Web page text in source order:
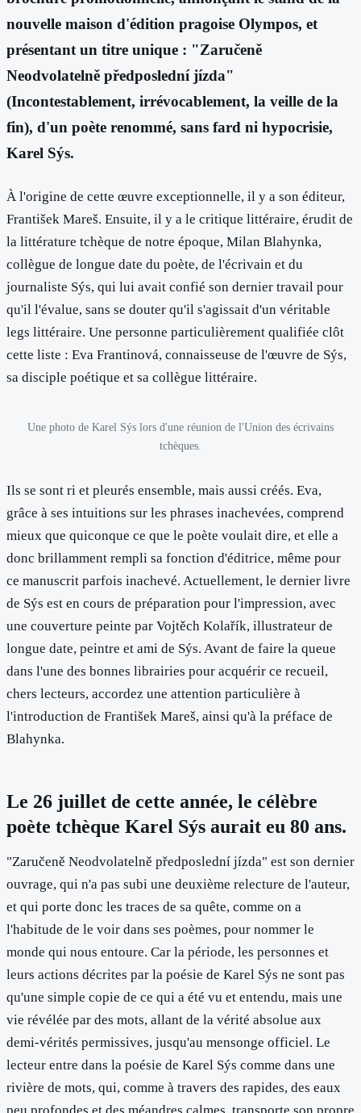
nouvelle maison d'édition pragoise Olympos, et
présentant un titre unique : "Zaručeně
Neodvolatelně předposlední jízda"
(Incontestablement, irrévocablement, la veille de la
fin), d'un poète renommé, sans fard ni hypocrisie,
Karel Sýs.
À l'origine de cette œuvre exceptionnelle, il y a son éditeur,
František Mareš. Ensuite, il y a le critique littéraire, érudit de
la littérature tchèque de notre époque, Milan Blahynka,
collègue de longue date du poète, de l'écrivain et du
journaliste Sýs, qui lui avait confié son dernier travail pour
qu'il l'évalue, sans se douter qu'il s'agissait d'un véritable
legs littéraire. Une personne particulièrement qualifiée clôt
cette liste : Eva Frantinová, connaisseuse de l'œuvre de Sýs,
sa disciple poétique et sa collègue littéraire.
Une photo de Karel Sýs lors d'une réunion de l'Union des écrivains
tchèques.
Ils se sont ri et pleurés ensemble, mais aussi créés. Eva,
grâce à ses intuitions sur les phrases inachevées, comprend
mieux que quiconque ce que le poète voulait dire, et elle a
donc brillamment rempli sa fonction d'éditrice, même pour
ce manuscrit parfois inachevé. Actuellement, le dernier livre
de Sýs est en cours de préparation pour l'impression, avec
une couverture peinte par Vojtěch Kolařík, illustrateur de
longue date, peintre et ami de Sýs. Avant de faire la queue
dans l'une des bonnes librairies pour acquérir ce recueil,
chers lecteurs, accordez une attention particulière à
l'introduction de František Mareš, ainsi qu'à la préface de
Blahynka.
Le 26 juillet de cette année, le célèbre
poète tchèque Karel Sýs aurait eu 80 ans.
"Zaručeně Neodvolatelně předposlední jízda" est son dernier
ouvrage, qui n'a pas subi une deuxième relecture de l'auteur,
et qui porte donc les traces de sa quête, comme on a
l'habitude de le voir dans ses poèmes, pour nommer le
monde qui nous entoure. Car la période, les personnes et
leurs actions décrites par la poésie de Karel Sýs ne sont pas
qu'une simple copie de ce qui a été vu et entendu, mais une
vie révélée par des mots, allant de la vérité absolue aux
demi-vérités permissives, jusqu'au mensonge officiel. Le
lecteur entre dans la poésie de Karel Sýs comme dans une
rivière de mots, qui, comme à travers des rapides, des eaux